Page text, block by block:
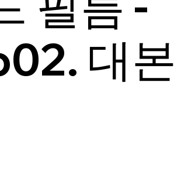
대본